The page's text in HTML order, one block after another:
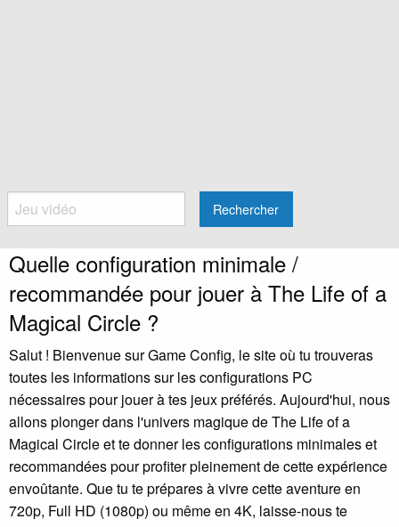
Rechercher
Quelle configuration minimale /
recommandée pour jouer à The Life of a
Magical Circle ?
Salut ! Bienvenue sur Game Config, le site où tu trouveras
toutes les informations sur les configurations PC
nécessaires pour jouer à tes jeux préférés. Aujourd'hui, nous
allons plonger dans l'univers magique de The Life of a
Magical Circle et te donner les configurations minimales et
recommandées pour profiter pleinement de cette expérience
envoûtante. Que tu te prépares à vivre cette aventure en
720p, Full HD (1080p) ou même en 4K, laisse-nous te